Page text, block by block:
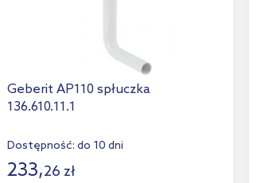
Geberit AP110 spłuczka
136.610.11.1
Dostępność: do 10 dni
233,26 zł